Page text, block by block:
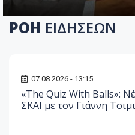
ΡΟΗ ΕΙΔΗΣΕΩΝ
07.08.2026 - 13:15
«The Quiz With Balls»:
ΣΚΑΪ με τον Γιάννη